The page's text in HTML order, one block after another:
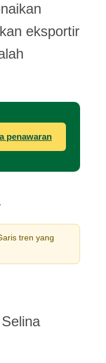
eksportir
penawaran
tren yang